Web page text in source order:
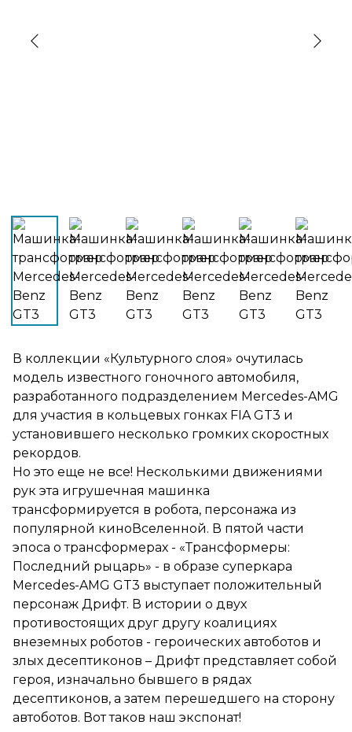
В коллекции «Культурного слоя» очутилась
модель известного гоночного автомобиля,
разработанного подразделением Mercedes-AMG
для участия в кольцевых гонках FIA GT3 и
установившего несколько громких скоростных
рекордов.
Но это еще не все! Несколькими движениями
рук эта игрушечная машинка
трансформируется в робота, персонажа из
популярной киноВселенной. В пятой части
эпоса о трансформерах - «Трансформеры:
Последний рыцарь» - в образе суперкара
Mercedes-AMG GT3 выступает положительный
персонаж Дрифт. В истории о двух
противостоящих друг другу коалициях
внеземных роботов - героических автоботов и
злых десептиконов – Дрифт представляет собой
героя, изначально бывшего в рядах
десептиконов, а затем перешедшего на сторону
автоботов. Вот таков наш экспонат!